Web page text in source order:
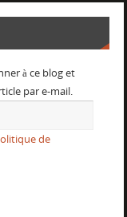
à ce blog et
par e-mail.
de